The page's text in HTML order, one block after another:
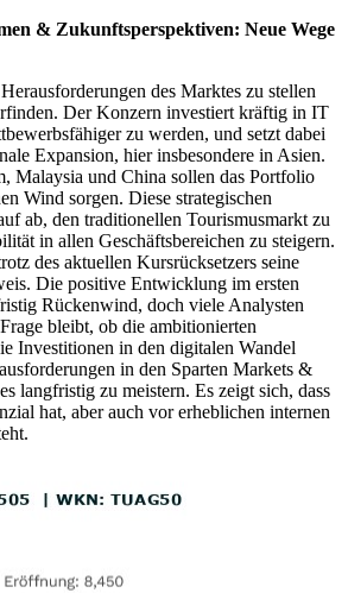
& Zukunftsperspektiven: Neue Wege
des Marktes zu stellen
Der Konzern investiert kräftig in IT
zu werden, und setzt dabei
Expansion, hier insbesondere in Asien.
Malaysia und China sollen das Portfolio
Wind sorgen. Diese strategischen
ab, den traditionellen Tourismusmarkt zu
in allen Geschäftsbereichen zu steigern.
des aktuellen Kursrücksetzers seine
Die positive Entwicklung im ersten
Rückenwind, doch viele Analysten
bleibt, ob die ambitionierten
Investitionen in den digitalen Wandel
in den Sparten Markets &
langfristig zu meistern. Es zeigt sich, dass
hat, aber auch vor erheblichen internen